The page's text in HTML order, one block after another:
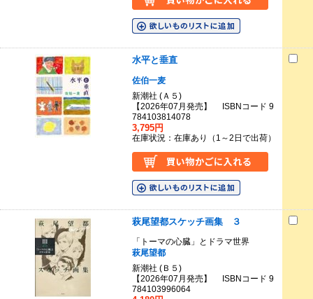
水平と垂直
佐伯一麦
新潮社 (Ａ５)
【2026年07月発売】 ISBNコード 9
784103814078
3,795円
在庫状況：在庫あり（1～2日で出荷）
萩尾望都スケッチ画集 ３
「トーマの心臓」とドラマ世界
萩尾望都
新潮社 (Ｂ５)
【2026年07月発売】 ISBNコード 9
784103996064